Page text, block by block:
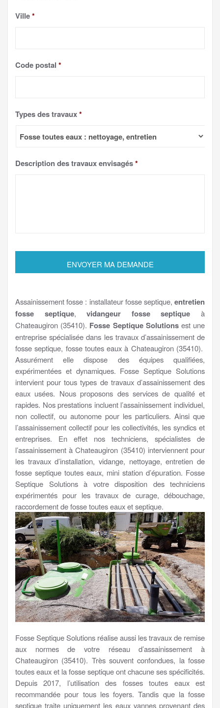
Ville*
Code postal *
Types des travaux*
Description des travaux envisagés*
Assainissement fosse : installateur fosse septique, entretien
fosse septique,vidangeur fosse septique à
Chateaugiron (35410). Fosse Septique Solutionsest une
entreprise spécialisée dans les travaux d’assainissement de
fosse septique, fosse toutes eaux à Chateaugiron (35410).
Assurément elle dispose des équipes qualifiées,
expérimentées et dynamiques. Fosse Septique Solutions
intervient pour tous types de travaux d’assainissement des
eaux usées. Nous proposons des services de qualité et
rapides. Nos prestations incluent l’assainissement individuel,
non collectif, ou autonome pour les particuliers. Ainsi que
l’assainissement collectif pour les collectivités, les syndics et
entreprises. En effet nos techniciens, spécialistes de
l’assainissement à Chateaugiron (35410) interviennent pour
les travaux d’installation, vidange, nettoyage, entretien de
fosse septique toutes eaux, mini station d’épuration. Fosse
Septique Solutions à votre disposition des techniciens
expérimentés pour les travaux de curage, débouchage,
raccordement de fosse toutes eaux et septique.
Fosse Septique Solutions réalise aussi les travaux de remise
aux normes de votre réseau d’assainissement à
Chateaugiron (35410). Très souvent confondues, la fosse
toutes eaux et la fosse septique ont chacune ses spécificités.
Depuis 2017, l’utilisation des fosses toutes eaux est
recommandée pour tous les foyers. Tandis que la fosse
septique traite uniquement les eaux vannes provenant des